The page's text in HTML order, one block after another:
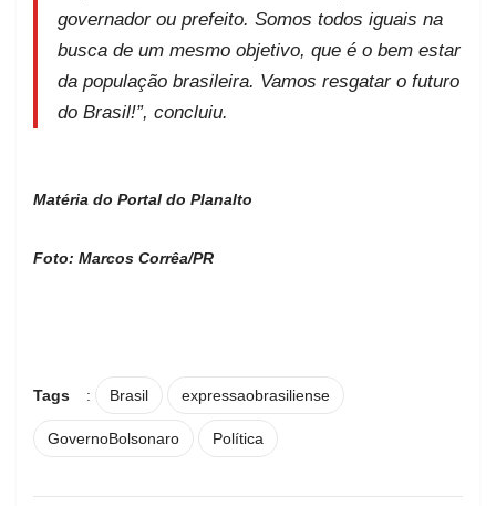
governador ou prefeito. Somos todos iguais na
busca de um mesmo objetivo, que é o bem estar
da população brasileira. Vamos resgatar o futuro
do Brasil!”, concluiu.
Matéria do Portal do Planalto
Foto: Marcos Corrêa/PR
Tags : Brasil expressaobrasiliense
GovernoBolsonaro Política